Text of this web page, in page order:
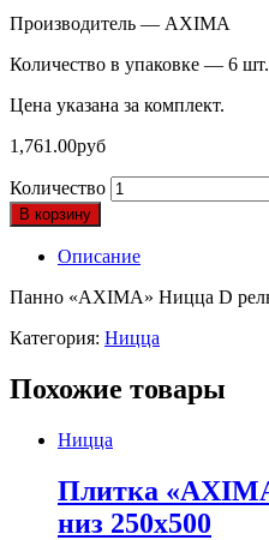
Производитель — AXIMA
Количество в упаковке — 6 шт.
Цена указана за комплект.
1,761.00руб
Количество
В корзину
Описание
Панно «AXIMA» Ницца D
Категория: Ницца
Похожие товары
Ницца
Плитка
низ 250х500